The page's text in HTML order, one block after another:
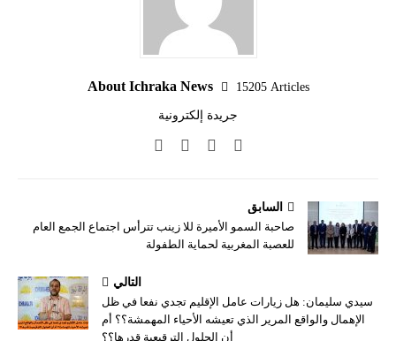
About Ichraka News 15205 Articles
جريدة إلكترونية
السابق
صاحبة السمو الأميرة للا زينب تترأس اجتماع الجمع العام
للعصبة المغربية لحماية الطفولة
التالي
سيدي سليمان: هل زيارات عامل الإقليم تجدي نفعا في ظل
الإهمال والواقع المرير الذي تعيشه الأحياء المهمشة؟؟ أم
أن الحلول الترقيعية قدرها؟؟